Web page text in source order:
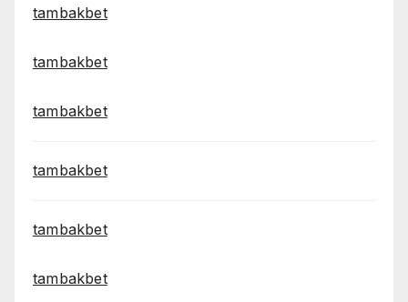
tambakbet
tambakbet
tambakbet
tambakbet
tambakbet
tambakbet